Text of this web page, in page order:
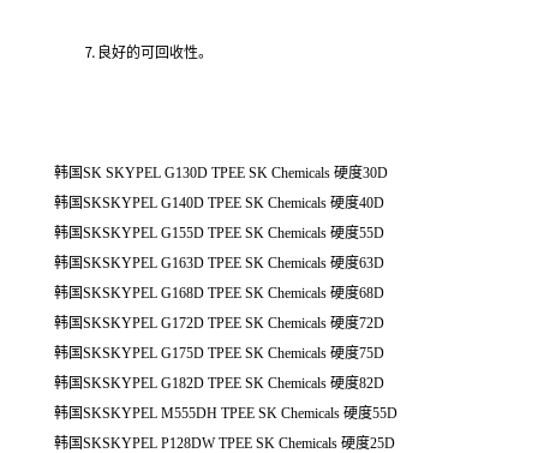
⒎良好的可回收性。
韩国SK SKYPEL G130D TPEE SK Chemicals 硬度30D
韩国SKSKYPEL G140D TPEE SK Chemicals 硬度40D
韩国SKSKYPEL G155D TPEE SK Chemicals 硬度55D
韩国SKSKYPEL G163D TPEE SK Chemicals 硬度63D
韩国SKSKYPEL G168D TPEE SK Chemicals 硬度68D
韩国SKSKYPEL G172D TPEE SK Chemicals 硬度72D
韩国SKSKYPEL G175D TPEE SK Chemicals 硬度75D
韩国SKSKYPEL G182D TPEE SK Chemicals 硬度82D
韩国SKSKYPEL M555DH TPEE SK Chemicals 硬度55D
韩国SKSKYPEL P128DW TPEE SK Chemicals 硬度25D